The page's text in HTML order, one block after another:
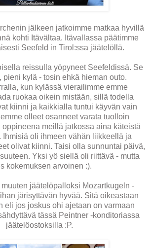
jälkeen jatkoimme matkaa hyvillä
kohti Itävältaa. Itävallassa päätimme
Seefeld in Tirol:ssa jäätelöllä.
reissulla yöpyneet Seefeldissä. Se
pieni kylä - tosin ehkä hieman outo.
kun kylässä vierailimme emme
ruokaa oikein mistään, sillä todella
kiinni ja kaikkialla tuntui käyvän vain
olleet osanneet varata tuolloin
oppineena meillä jatkossa aina käteistä
Ihmisiä oli ihmeen vähän liikkeellä ja
olivat kiinni. Taisi olla sunnuntai päivä,
Yksi yö siellä oli riittävä - mutta
kokemuksen arvoinen :).
jäätelöpalloksi Mozartkugeln -
järisyttävän hyvää. Sitä oikeastaan
eli jos joskus ohi ajetaan on varmaan
tässä Peintner -konditoriassa
jäätelöostoksilla :P.